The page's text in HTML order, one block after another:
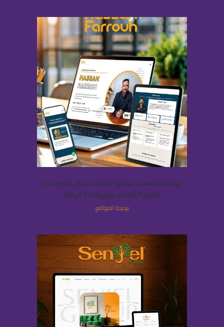
برمجة وتصميم موقع الاستاذ حسان فروح خبير
تطوير الشركات وشهادات الISO
برمجة المواقع